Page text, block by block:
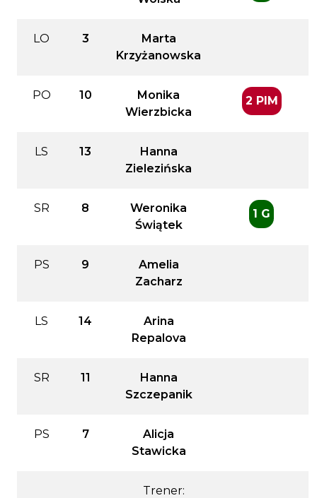
LO 3
Marta
Krzyżanowska
PO 10
Monika
Wierzbicka
2 PIM
LS 13
Hanna
Zielezińska
SR 8
Weronika
Świątek
1 G
PS 9
Amelia
Zacharz
LS 14
Arina
Repalova
SR 11
Hanna
Szczepanik
PS 7
Alicja
Stawicka
Trener: